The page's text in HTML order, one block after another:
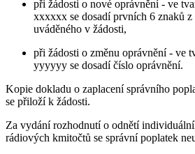
při žádosti o nové oprávnění - ve
xxxxxx se dosadí prvních 6 znaků z
uváděného v žádosti,
při žádosti o změnu oprávnění - ve
yyyyyy se dosadí číslo oprávnění.
Kopie dokladu o zaplacení správního
se přiloží k žádosti.
Za vydání rozhodnutí o odnětí
rádiových kmitočtů se správní poplatek